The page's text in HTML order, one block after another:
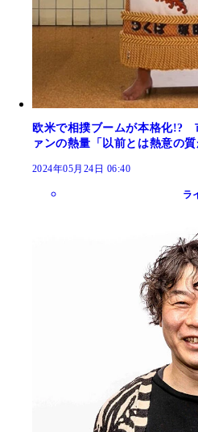
欧米で相撲ブームが本格化!?
ァンの熱量「以前とは熱意の質
2024年05月24日 06:40
ラ